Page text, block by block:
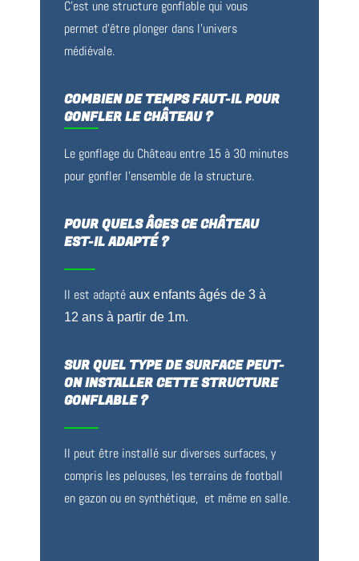
C’est une structure gonflable qui vous
permet d’être plonger dans l’univers
médiévale.
COMBIEN DE TEMPS FAUT-IL POUR
GONFLER LE CHÂTEAU ?
Le gonflage du Château entre 15 à 30 minutes
pour gonfler l’ensemble de la structure.
POUR QUELS ÂGES CE CHÂTEAU
EST-IL ADAPTÉ ?
Il est adapté aux enfants âgés de 3 à
12 ans à partir de 1m.
SUR QUEL TYPE DE SURFACE PEUT-
ON INSTALLER CETTE STRUCTURE
GONFLABLE ?
Il peut être installé sur diverses surfaces, y
compris les pelouses, les terrains de football
en gazon ou en synthétique, et même en salle.